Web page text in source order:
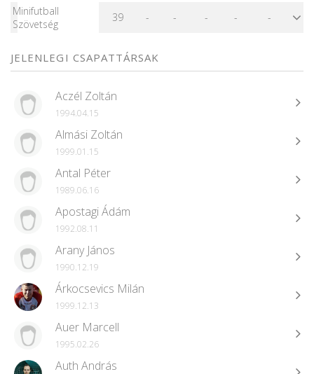
Minifutball
Szövetség
39 - - - - -
JELENLEGI CSAPATTÁRSAK
Aczél Zoltán
1994.04.15
Almási Zoltán
1999.01.15
Antal Péter
1989.06.16
Apostagi Ádám
1992.08.11
Arany János
1990.12.19
Árkocsevics Milán
1999.12.13
Auer Marcell
1995.02.26
Auth András